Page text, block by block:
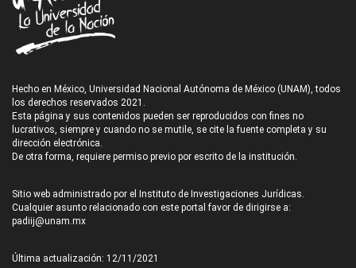
Hecho en México, Universidad Nacional Autónoma de México (UNAM), todos
los derechos reservados 2021.
Esta página y sus contenidos pueden ser reproducidos con fines no
lucrativos, siempre y cuando no se mutile, se cite la fuente completa y su
dirección electrónica.
De otra forma, requiere permiso previo por escrito de la institución.
Sitio web administrado por el Instituto de Investigaciones Jurídicas.
Cualquier asunto relacionado con este portal favor de dirigirse a:
padiij@unam.mx
Última actualización: 12/11/2021